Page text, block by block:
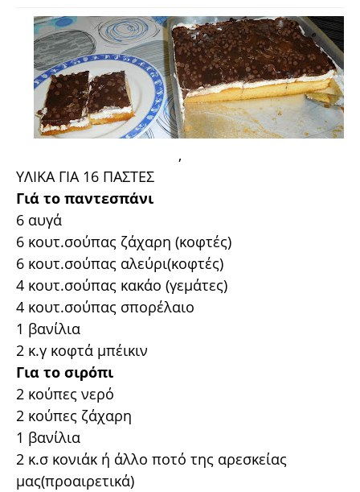
,
ΥΛΙΚΑ ΓΙΑ 16 ΠΑΣΤΕΣ
Γιά το παντεσπάνι
6 αυγά
6 κουτ.σούπας ζάχαρη (κοφτές)
6 κουτ.σούπας αλεύρι(κοφτές)
4 κουτ.σούπας κακάο (γεμάτες)
4 κουτ.σούπας σπορέλαιο
1 βανίλια
2 κ.γ κοφτά μπέικιν
Για το σιρόπι
2 κούπες νερό
2 κούπες ζάχαρη
1 βανίλια
2 κ.σ κονιάκ ή άλλο ποτό της αρεσκείας
μας(προαιρετικά)